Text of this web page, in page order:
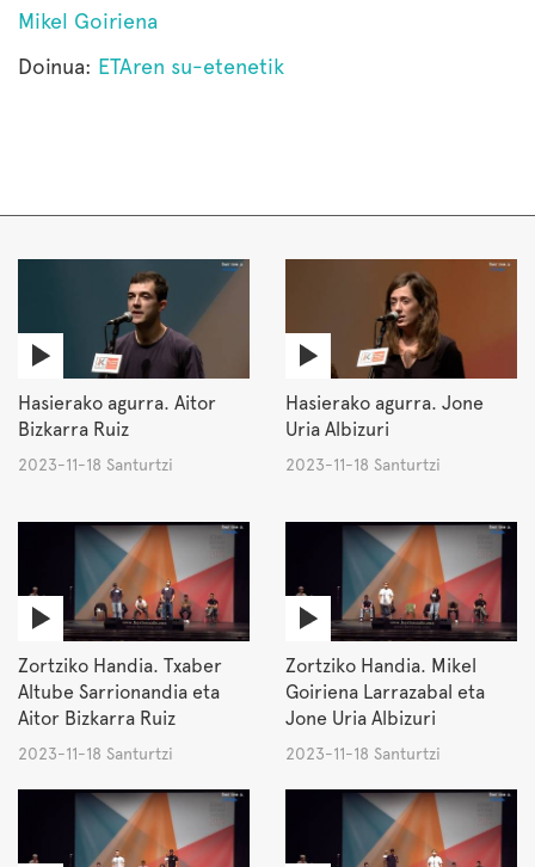
Mikel Goiriena
Doinua: ETAren su-etenetik
Hasierako agurra. Aitor
Bizkarra Ruiz
2023-11-18 Santurtzi
Hasierako agurra. Jone
Uria Albizuri
2023-11-18 Santurtzi
Zortziko Handia. Txaber
Altube Sarrionandia eta
Aitor Bizkarra Ruiz
2023-11-18 Santurtzi
Zortziko Handia. Mikel
Goiriena Larrazabal eta
Jone Uria Albizuri
2023-11-18 Santurtzi